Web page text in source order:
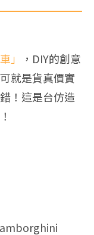
」
，DIY的創意
就是貨真價實
！這是台仿造